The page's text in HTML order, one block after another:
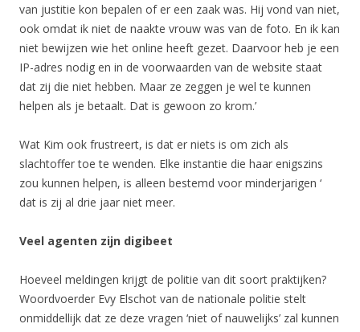
van justitie kon bepalen of er een zaak was. Hij vond van niet,
ook omdat ik niet de naakte vrouw was van de foto. En ik kan
niet bewijzen wie het online heeft gezet. Daarvoor heb je een
IP-adres nodig en in de voorwaarden van de website staat
dat zij die niet hebben. Maar ze zeggen je wel te kunnen
helpen als je betaalt. Dat is gewoon zo krom.’
Wat Kim ook frustreert, is dat er niets is om zich als
slachtoffer toe te wenden. Elke instantie die haar enigszins
zou kunnen helpen, is alleen bestemd voor minderjarigen ‘
dat is zij al drie jaar niet meer.
Veel agenten zijn digibeet
Hoeveel meldingen krijgt de politie van dit soort praktijken?
Woordvoerder Evy Elschot van de nationale politie stelt
onmiddellijk dat ze deze vragen ‘niet of nauwelijks’ zal kunnen